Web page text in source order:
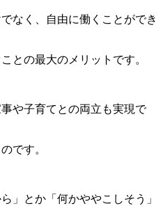
なく、自由に働くことができ
との最大のメリットです。
や子育てとの両立も実現で
です。
」とか「何かややこしそう」